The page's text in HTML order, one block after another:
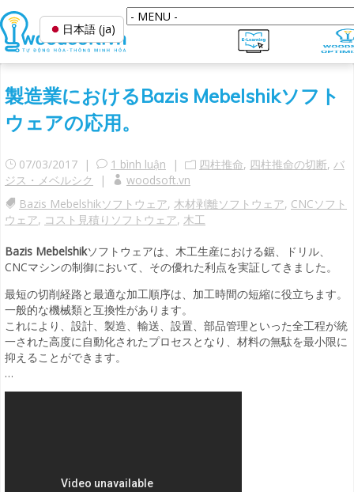
製造業におけるBazis Mebelshikソフト
ウェアの応用。
07/03/2017 | 1 bình luận | 四柱推命, 四柱推命の切断, バ
ジス・メベルシク
|
woodsoft.vn
Bazis Mebelshikソフトウェア, 木材剥離ソフトウェア, CNCソフト
ウェア, コスト見積りソフトウェア, 木工
Bazis Mebelshikソフトウェアは、木工生産における鋸、ドリル、
CNCマシンの制御において、その優れた利点を実証してきました。
最短の切削経路と最適な加工順序は、加工時間の短縮に役立ちます。
一般的な機械類と互換性があります。
これにより、設計、製造、輸送、設置、部品管理といった全工程が統
一された高度に自動化されたプロセスとなり、材料の無駄を最小限に
抑えることができます。
…
日本語 (ja)